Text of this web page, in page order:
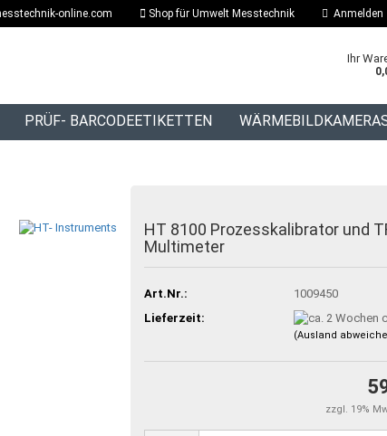
online.com Shop für Umwelt Messtechnik Anmelden
Ihr
PRÜF- BARCODEETIKETTEN
HT 8100 Prozesskalibrator und
Multimeter
Art.Nr.:
1009450
Lieferzeit:
(Ausland
zzgl. 19%